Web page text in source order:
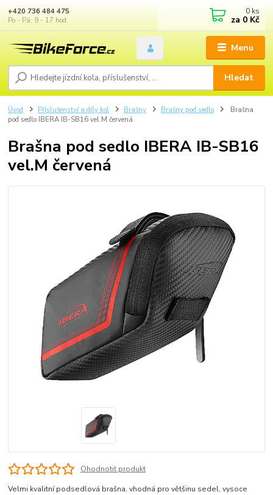
Menu
Hledat
+420 736 484 475
Po - Pá: 9 - 17 hod.
0 ks
za 0 Kč
Úvod Příslušenství a díly kol Brašny Brašny pod sedlo
Brašna
pod sedlo IBERA IB-SB16 vel.M červená
Brašna pod sedlo IBERA IB-SB16
vel.M červená
Ohodnotit produkt
Velmi kvalitní podsedlová brašna, vhodná pro většinu sedel, vysoce